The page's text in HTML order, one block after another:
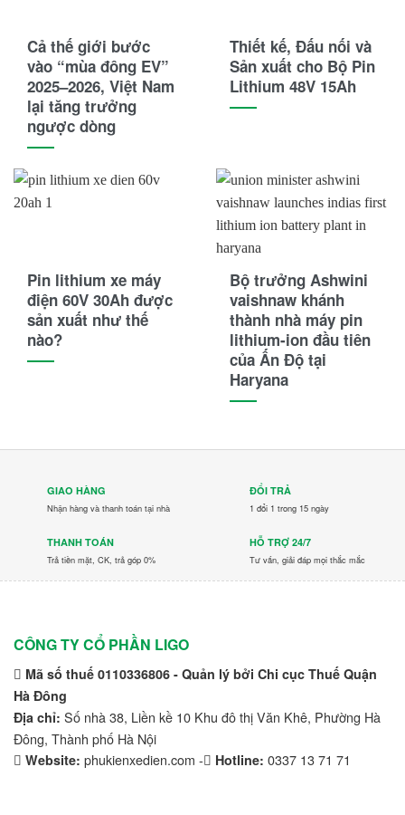
Jili
JLG
JVCEco
Komatsu
Lonking
LVTong
Nichiyu
Ninja
PEGA
Pirelli
Rocket
Cả thế giới bước
vào “mùa đông EV”
2025–2026, Việt Nam
lại tăng trưởng
ngược dòng
Thiết kế, Đấu nối và
Sản xuất cho Bộ Pin
Lithium 48V 15Ah
Pin lithium xe máy
điện 60V 30Ah được
sản xuất như thế
nào?
Bộ trưởng Ashwini
vaishnaw khánh
thành nhà máy pin
lithium-ion đầu tiên
của Ấn Độ tại
Haryana
GIAO HÀNG
Nhận hàng và thanh toán tại nhà
ĐỔI TRẢ
1 đổi 1 trong 15 ngày
THANH TOÁN
Trả tiền mặt, CK, trả góp 0%
HỖ TRỢ 24/7
Tư vấn, giải đáp mọi thắc mắc
CÔNG TY CỔ PHẦN LIGO
Mã số thuế 0110336806 - Quản lý bởi Chi cục Thuế Quận
Hà Đông
Địa chỉ: Số nhà 38, Liền kề 10 Khu đô thị Văn Khê, Phường Hà
Đông, Thành phố Hà Nội
Website: phukienxedien.com - Hotline: 0337 13 71 71